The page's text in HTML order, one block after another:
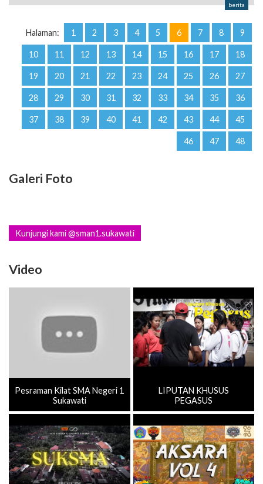
berita
Halaman: 1 2 3 4 5 6 7 8 9
10 11 12 13 14 15 16 17 18
19 20 21 22 23 24 25 26 27
28 29 30 31 32 33 34 35 36
37 38 39 40 41 42 43 44 45
46 47 48
Galeri Foto
Kunjungi kami @sman1.sukawati
Video
Pesraman Kilat SMA Negeri 1
Sukawati
LIPUTAN KHUSUS
PEGASUS